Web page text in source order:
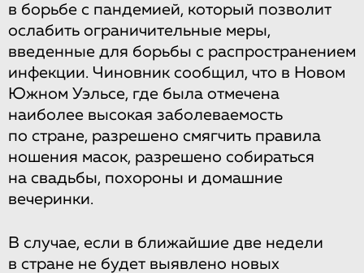
в борьбе с пандемией, который позволит
ослабить ограничительные меры,
введенные для борьбы с распространением
инфекции. Чиновник сообщил, что в Новом
Южном Уэльсе, где была отмечена
наиболее высокая заболеваемость
по стране, разрешено смягчить правила
ношения масок, разрешено собираться
на свадьбы, похороны и домашние
вечеринки.
В случае, если в ближайшие две недели
в стране не будет выявлено новых